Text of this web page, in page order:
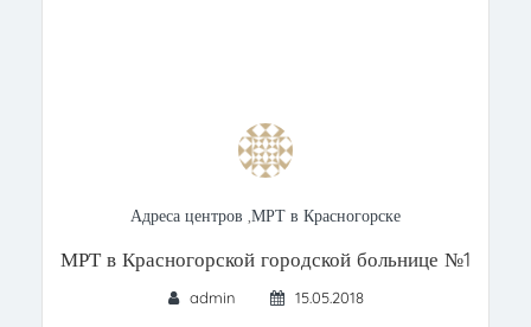
Адреса центров ,МРТ в Красногорске
МРТ в Красногорской городской больнице №1
admin 15.05.2018